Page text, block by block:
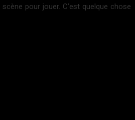
pour jouer. C’est quelque chose